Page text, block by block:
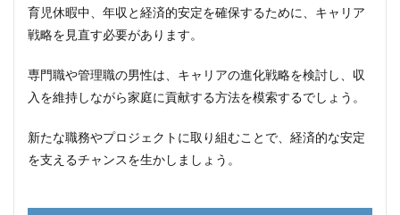
育児休暇中、年収と経済的安定を確保するために、キャリア
戦略を見直す必要があります。
専門職や管理職の男性は、キャリアの進化戦略を検討し、収
入を維持しながら家庭に貢献する方法を模索するでしょう。
新たな職務やプロジェクトに取り組むことで、経済的な安定
を支えるチャンスを生かしましょう。